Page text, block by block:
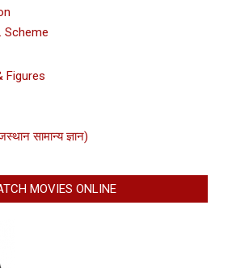
Scheme
Figures
सामान्य ज्ञान)
MOVIES ONLINE